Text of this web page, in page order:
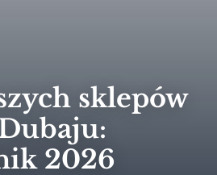
sklepów
2026